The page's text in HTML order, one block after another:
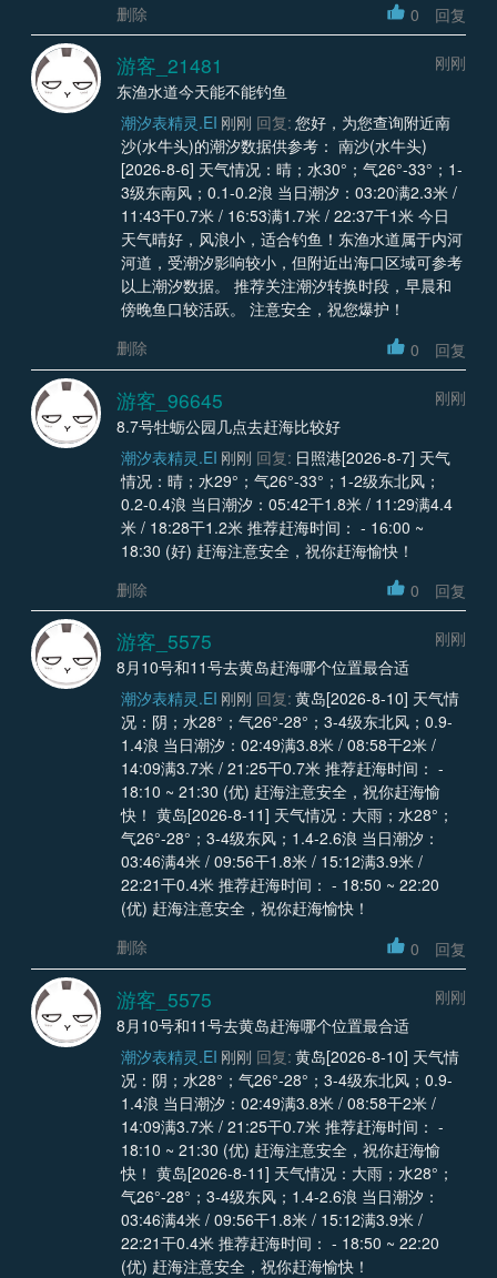
删除
0 回复
游客_21481
刚刚
东渔水道今天能不能钓鱼
潮汐表精灵.EI 刚刚 回复: 您好，为您查询附近南
沙(水牛头)的潮汐数据供参考： 南沙(水牛头)
[2026-8-6] 天气情况：晴；水30°；气26°-33°；1-
3级东南风；0.1-0.2浪 当日潮汐：03:20满2.3米 /
11:43干0.7米 / 16:53满1.7米 / 22:37干1米 今日
天气晴好，风浪小，适合钓鱼！东渔水道属于内河
河道，受潮汐影响较小，但附近出海口区域可参考
以上潮汐数据。 推荐关注潮汐转换时段，早晨和
傍晚鱼口较活跃。 注意安全，祝您爆护！
删除
0 回复
游客_96645
刚刚
8.7号牡蛎公园几点去赶海比较好
潮汐表精灵.EI 刚刚 回复: 日照港[2026-8-7] 天气
情况：晴；水29°；气26°-33°；1-2级东北风；
0.2-0.4浪 当日潮汐：05:42干1.8米 / 11:29满4.4
米 / 18:28干1.2米 推荐赶海时间： - 16:00 ~
18:30 (好) 赶海注意安全，祝你赶海愉快！
删除
0 回复
游客_5575
刚刚
8月10号和11号去黄岛赶海哪个位置最合适
潮汐表精灵.EI 刚刚 回复: 黄岛[2026-8-10] 天气情
况：阴；水28°；气26°-28°；3-4级东北风；0.9-
1.4浪 当日潮汐：02:49满3.8米 / 08:58干2米 /
14:09满3.7米 / 21:25干0.7米 推荐赶海时间： -
18:10 ~ 21:30 (优) 赶海注意安全，祝你赶海愉
快！ 黄岛[2026-8-11] 天气情况：大雨；水28°；
气26°-28°；3-4级东风；1.4-2.6浪 当日潮汐：
03:46满4米 / 09:56干1.8米 / 15:12满3.9米 /
22:21干0.4米 推荐赶海时间： - 18:50 ~ 22:20
(优) 赶海注意安全，祝你赶海愉快！
删除
0 回复
游客_5575
刚刚
8月10号和11号去黄岛赶海哪个位置最合适
潮汐表精灵.EI 刚刚 回复: 黄岛[2026-8-10] 天气情
况：阴；水28°；气26°-28°；3-4级东北风；0.9-
1.4浪 当日潮汐：02:49满3.8米 / 08:58干2米 /
14:09满3.7米 / 21:25干0.7米 推荐赶海时间： -
18:10 ~ 21:30 (优) 赶海注意安全，祝你赶海愉
快！ 黄岛[2026-8-11] 天气情况：大雨；水28°；
气26°-28°；3-4级东风；1.4-2.6浪 当日潮汐：
03:46满4米 / 09:56干1.8米 / 15:12满3.9米 /
22:21干0.4米 推荐赶海时间： - 18:50 ~ 22:20
(优) 赶海注意安全，祝你赶海愉快！